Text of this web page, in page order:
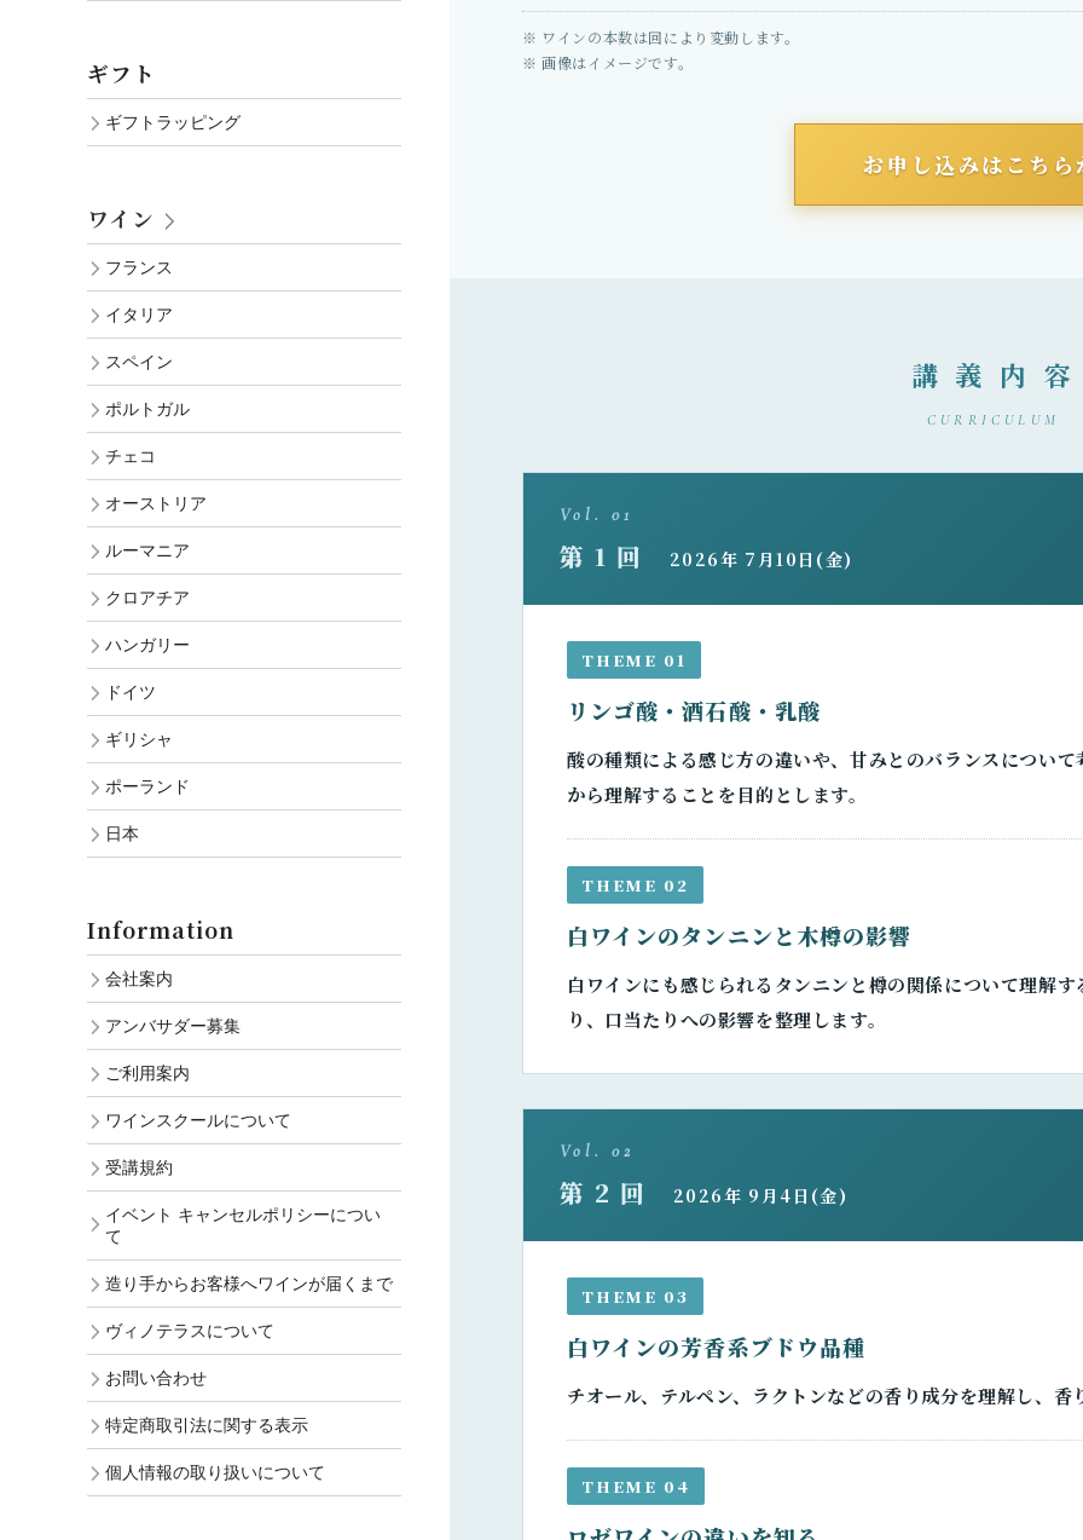
※ ワインの本数は回により変動します。
※ 画像はイメージです。
お申し込みはこちら
講 義 内 容
CURRICULUM
Vol. 01
第 1 回 2026年 7月10日(金)
THEME 01
リンゴ酸・酒石酸・乳酸
酸の種類による感じ方の違いや、甘みとのバランスについ
から理解することを目的とします。
THEME 02
白ワインのタンニンと木樽の影響
白ワインにも感じられるタンニンと樽の関係について理解
り、口当たりへの影響を整理します。
Vol. 02
第 2 回 2026年 9月4日(金)
THEME 03
白ワインの芳香系ブドウ品種
チオール、テルペン、ラクトンなどの香り成分を理解し、
THEME 04
ギフト
ギフトラッピング
ワイン
フランス
イタリア
スペイン
ポルトガル
チェコ
オーストリア
ルーマニア
クロアチア
ハンガリー
ドイツ
ギリシャ
ポーランド
日本
Information
会社案内
アンバサダー募集
ご利用案内
ワインスクールについて
受講規約
イベント キャンセルポリシーについ
て
造り手からお客様へワインが届くまで
ヴィノテラスについて
お問い合わせ
特定商取引法に関する表示
個人情報の取り扱いについて